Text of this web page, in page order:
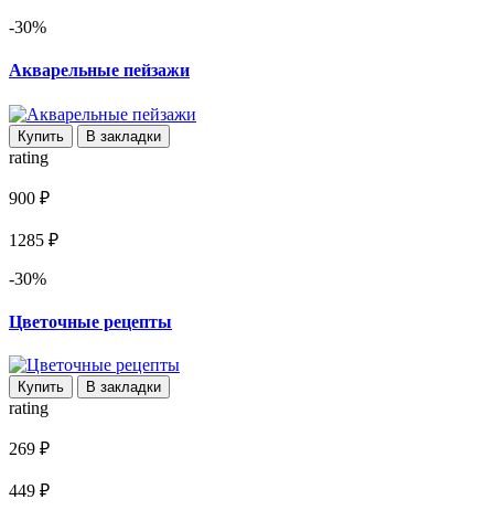
-30%
Акварельные пейзажи
Купить В закладки
rating
900 ₽
1285 ₽
-30%
Цветочные рецепты
Купить В закладки
rating
269 ₽
449 ₽